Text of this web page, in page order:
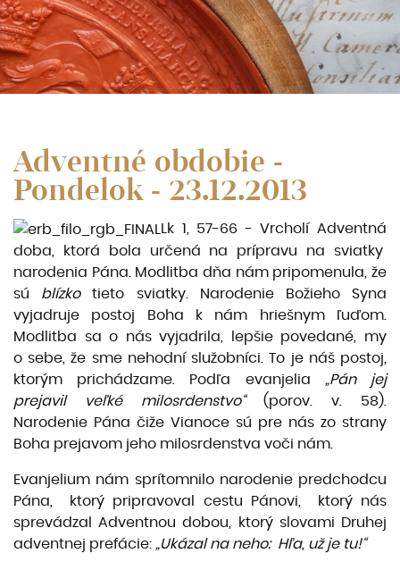
Adventné obdobie -
Pondelok - 23.12.2013
Lk 1, 57-66 - Vrcholí Adventná
doba, ktorá bola určená na prípravu na sviatky
narodenia Pána. Modlitba dňa nám pripomenula, že
sú blízkotieto sviatky. Narodenie Božieho Syna
vyjadruje postoj Boha k nám hriešnym ľuďom.
Modlitba sa o nás vyjadrila, lepšie povedané, my
o sebe, že sme nehodní služobníci.To je náš postoj,
ktorým prichádzame. Podľa evanjelia „Pán jej
prejavil veľké milosrdenstvo“(porov. v. 58).
Narodenie Pána čiže Vianoce sú pre nás zo strany
Boha prejavom jeho milosrdenstva voči nám.
Evanjelium nám sprítomnilo narodenie predchodcu
Pána, ktorý pripravoval cestu Pánovi, ktorý nás
sprevádzal Adventnou dobou, ktorý slovami Druhej
adventnej prefácie: „Ukázal na neho: Hľa, už je tu!“